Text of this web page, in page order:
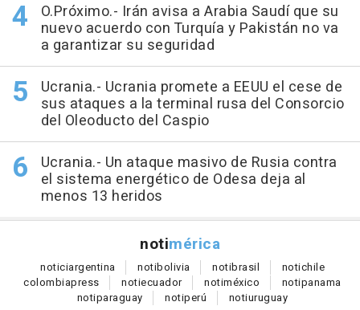
O.Próximo.- Irán avisa a Arabia Saudí que su
nuevo acuerdo con Turquía y Pakistán no va
a garantizar su seguridad
Ucrania.- Ucrania promete a EEUU el cese de
sus ataques a la terminal rusa del Consorcio
del Oleoducto del Caspio
Ucrania.- Un ataque masivo de Rusia contra
el sistema energético de Odesa deja al
menos 13 heridos
notimérica
noticiargentina notibolivia notibrasil notichile
colombiapress notiecuador notiméxico notipanama
notiparaguay notiperú notiuruguay